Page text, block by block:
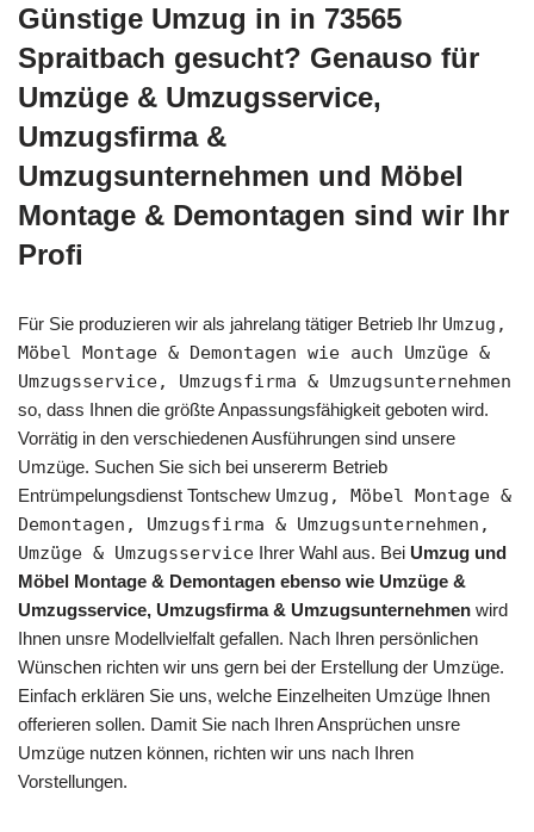
Günstige Umzug in in 73565
Spraitbach gesucht? Genauso für
Umzüge & Umzugsservice,
Umzugsfirma &
Umzugsunternehmen und Möbel
Montage & Demontagen sind wir Ihr
Profi
Für Sie produzieren wir als jahrelang tätiger Betrieb Ihr Umzug,
Möbel Montage & Demontagen wie auch Umzüge &
Umzugsservice, Umzugsfirma & Umzugsunternehmen
so, dass Ihnen die größte Anpassungsfähigkeit geboten wird.
Vorrätig in den verschiedenen Ausführungen sind unsere
Umzüge. Suchen Sie sich bei unsererm Betrieb
Entrümpelungsdienst Tontschew Umzug, Möbel Montage &
Demontagen, Umzugsfirma & Umzugsunternehmen,
Umzüge & Umzugsservice Ihrer Wahl aus. Bei Umzug und
Möbel Montage & Demontagen ebenso wie Umzüge &
Umzugsservice, Umzugsfirma & Umzugsunternehmen wird
Ihnen unsre Modellvielfalt gefallen. Nach Ihren persönlichen
Wünschen richten wir uns gern bei der Erstellung der Umzüge.
Einfach erklären Sie uns, welche Einzelheiten Umzüge Ihnen
offerieren sollen. Damit Sie nach Ihren Ansprüchen unsre
Umzüge nutzen können, richten wir uns nach Ihren
Vorstellungen.